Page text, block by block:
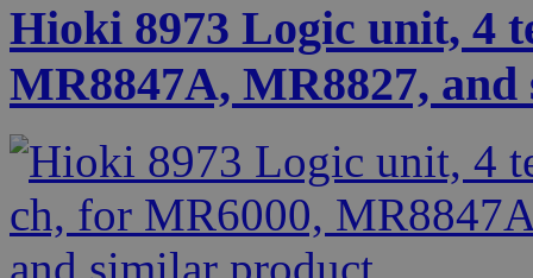
Hioki 8973 Logic unit, 4
MR8847A, MR8827,